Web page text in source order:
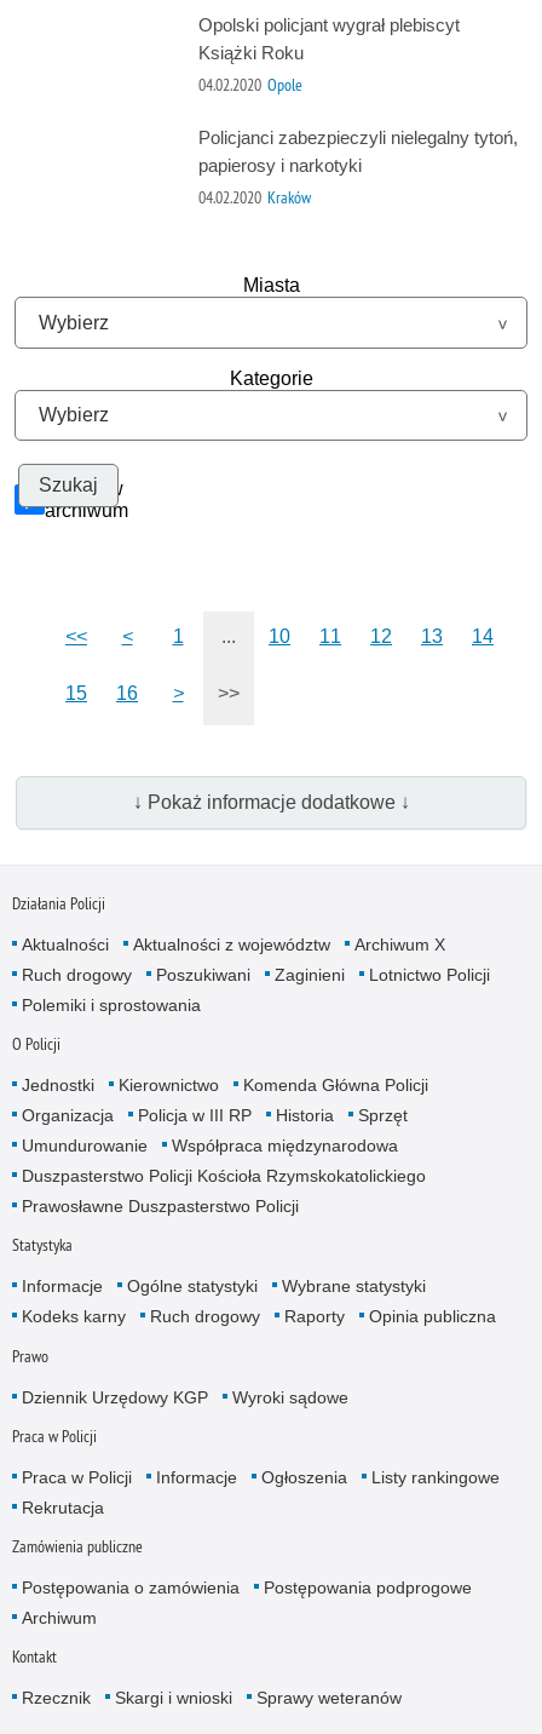
Opolski policjant wygrał plebiscyt
Książki Roku
04.02.2020 Opole
Policjanci zabezpieczyli nielegalny tytoń,
papierosy i narkotyki
04.02.2020 Kraków
Miasta
Kategorie
Szukaj w
archiwum
<< < 1 ... 10 11 12 13 14
15 16 > >>
↓ Pokaż informacje dodatkowe ↓
Działania Policji
Aktualności Aktualności z województw
Archiwum X
Ruch drogowy
Poszukiwani Zaginieni
Lotnictwo Policji
Polemiki i sprostowania
O Policji
Jednostki Kierownictwo
Komenda Główna Policji
Organizacja
Policja w III RP Historia
Sprzęt
Umundurowanie
Współpraca międzynarodowa
Duszpasterstwo Policji Kościoła Rzymskokatolickiego
Prawosławne Duszpasterstwo Policji
Statystyka
Informacje Ogólne statystyki
Wybrane statystyki
Kodeks karny
Ruch drogowy Raporty Opinia publiczna
Prawo
Dziennik Urzędowy KGP Wyroki sądowe
Praca w Policji
Praca w Policji Informacje Ogłoszenia
Listy rankingowe
Rekrutacja
Zamówienia publiczne
Postępowania o zamówienia
Postępowania podprogowe
Archiwum
Kontakt
Rzecznik Skargi i wnioski Sprawy weteranów